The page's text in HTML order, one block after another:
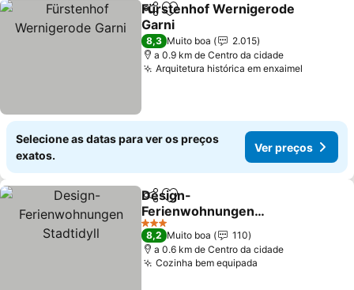
PartilharAdicionar aos favoritos
Fürstenhof Wernigerode
Garni
8,3 Muito boa
2.015
a 0.9 km de Centro da cidade
Arquitetura histórica em enxaimel
Selecione as datas para ver os preços
exatos.
Ver preços
PartilharAdicionar aos favoritos
Design-
Ferienwohnungen
Stadtidyll
3 Estrelas
8,2 Muito boa
110
a 0.6 km de Centro da cidade
Cozinha bem equipada